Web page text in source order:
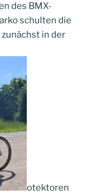
des BMX-
schulten die
in der
otektoren